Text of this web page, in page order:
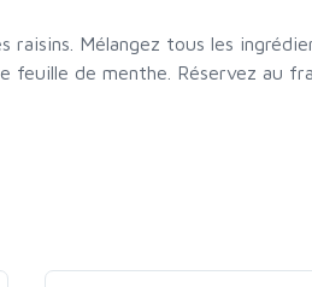
raisins. Mélangez tous les
feuille de menthe. Réservez au